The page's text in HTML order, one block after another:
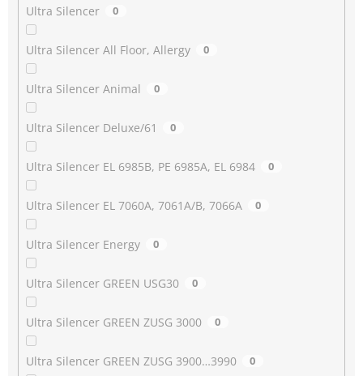
Ultra Silencer 0
Ultra Silencer All Floor, Allergy 0
Ultra Silencer Animal 0
Ultra Silencer Deluxe/61 0
Ultra Silencer EL 6985B, PE 6985A, EL 6984 0
Ultra Silencer EL 7060A, 7061A/B, 7066A 0
Ultra Silencer Energy 0
Ultra Silencer GREEN USG30 0
Ultra Silencer GREEN ZUSG 3000 0
Ultra Silencer GREEN ZUSG 3900…3990 0